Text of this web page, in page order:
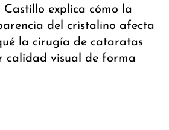
explica cómo la
del cristalino afecta
la cirugía de cataratas
calidad visual de forma